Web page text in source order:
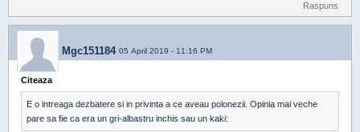
Raspuns
Mgc151184 05 April 2019 - 11:16 PM
Citeaza
E o intreaga dezbatere si in privinta a ce aveau polonezii. Opinia mai veche
pare sa fie ca era un gri-albastru inchis sau un kaki: